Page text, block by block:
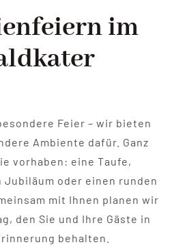
im
Feier – wir bieten
Ambiente dafür. Ganz
vorhaben: eine Taufe,
oder einen runden
mit Ihnen planen wir
den Sie und Ihre Gäste in
behalten.